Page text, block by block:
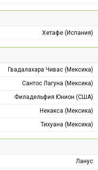
Хетафе (Испания)
Гвадалахара Чивас (Мексика)
Сантос Лагуна (Мексика)
Филадельфия Юнион (США)
Некакса (Мексика)
Тихуана (Мексика)
Ланус